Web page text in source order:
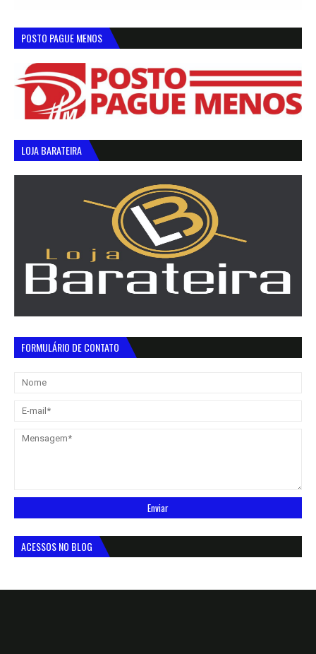
POSTO PAGUE MENOS
LOJA BARATEIRA
FORMULÁRIO DE CONTATO
ACESSOS NO BLOG